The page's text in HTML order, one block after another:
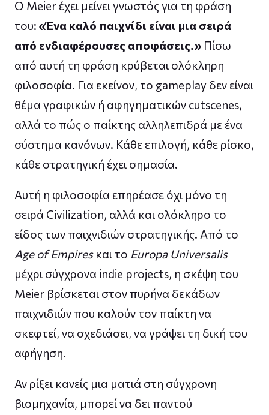
Ο Meier έχει μείνει γνωστός για τη φράση
του: «Ένα καλό παιχνίδι είναι μια σειρά
από ενδιαφέρουσες αποφάσεις.» Πίσω
από αυτή τη φράση κρύβεται ολόκληρη
φιλοσοφία. Για εκείνον, το gameplay δεν είναι
θέμα γραφικών ή αφηγηματικών cutscenes,
αλλά το πώς ο παίκτης αλληλεπιδρά με ένα
σύστημα κανόνων. Κάθε επιλογή, κάθε ρίσκο,
κάθε στρατηγική έχει σημασία.
Αυτή η φιλοσοφία επηρέασε όχι μόνο τη
σειρά Civilization, αλλά και ολόκληρο το
είδος των παιχνιδιών στρατηγικής. Από το
Age of Empiresκαι το Europa Universalis
μέχρι σύγχρονα indie projects, η σκέψη του
Meier βρίσκεται στον πυρήνα δεκάδων
παιχνιδιών που καλούν τον παίκτη να
σκεφτεί, να σχεδιάσει, να γράψει τη δική του
αφήγηση.
Αν ρίξει κανείς μια ματιά στη σύγχρονη
βιομηχανία, μπορεί να δει παντού